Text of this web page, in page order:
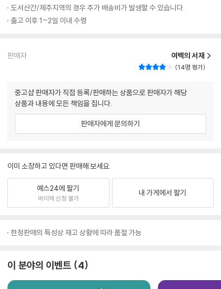
도서산간/제주지역의 경우 추가 배송비가 발생할 수 있습니다.
출고 이후 1~2일 이내 수령
판매자 여백의 서재
14명 평가
중고샵 판매자가 직접 등록/판매하는 상품으로 판매자가 해당
상품과 내용에 모든 책임을 집니다.
판매자에게 문의하기
이미 소장하고 있다면 판매해 보세요.
예스24에 팔기
바이백 신청 불가
내 가게에서 팔기
한정판매의 특성상 재고 상황에 따라 품절 가능
이 분야의 이벤트 4